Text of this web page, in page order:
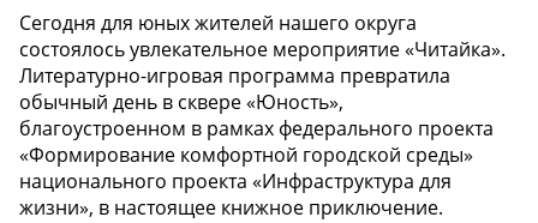
Сегодня для юных жителей нашего округа
состоялось увлекательное мероприятие «Читайка».
Литературно-игровая программа превратила
обычный день в сквере «Юность»,
благоустроенном в рамках федерального проекта
«Формирование комфортной городской среды»
национального проекта «Инфраструктура для
жизни», в настоящее книжное приключение.